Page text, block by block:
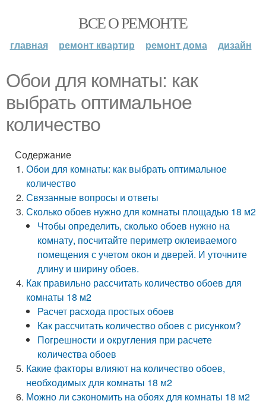
ВСЕ О РЕМОНТЕ
главная ремонт квартир ремонт дома дизайн
Обои для комнаты: как
выбрать оптимальное
количество
Содержание
Обои для комнаты: как выбрать оптимальное
количество
Связанные вопросы и ответы
Сколько обоев нужно для комнаты площадью 18 м2
Чтобы определить, сколько обоев нужно на
комнату, посчитайте периметр оклеиваемого
помещения с учетом окон и дверей. И уточните
длину и ширину обоев.
Как правильно рассчитать количество обоев для
комнаты 18 м2
Расчет расхода простых обоев
Как рассчитать количество обоев с рисунком?
Погрешности и округления при расчете
количества обоев
Какие факторы влияют на количество обоев,
необходимых для комнаты 18 м2
Можно ли сэкономить на обоях для комнаты 18 м2